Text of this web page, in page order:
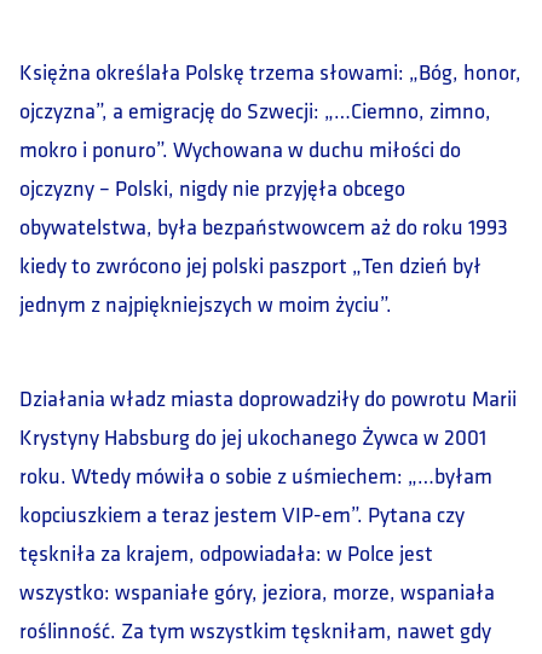
Księżna określała Polskę trzema słowami: „Bóg, honor,
ojczyzna”, a emigrację do Szwecji: „…Ciemno, zimno,
mokro i ponuro”. Wychowana w duchu miłości do
ojczyzny – Polski, nigdy nie przyjęła obcego
obywatelstwa, była bezpaństwowcem aż do roku 1993
kiedy to zwrócono jej polski paszport „Ten dzień był
jednym z najpiękniejszych w moim życiu”.
Działania władz miasta doprowadziły do powrotu Marii
Krystyny Habsburg do jej ukochanego Żywca w 2001
roku. Wtedy mówiła o sobie z uśmiechem: „…byłam
kopciuszkiem a teraz jestem VIP-em”. Pytana czy
tęskniła za krajem, odpowiadała: w Polce jest
wszystko: wspaniałe góry, jeziora, morze, wspaniała
roślinność. Za tym wszystkim tęskniłam, nawet gdy